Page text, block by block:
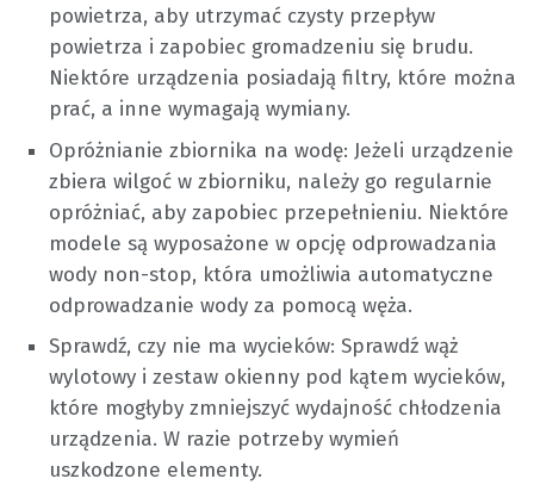
powietrza, aby utrzymać czysty przepływ
powietrza i zapobiec gromadzeniu się brudu.
Niektóre urządzenia posiadają filtry, które można
prać, a inne wymagają wymiany.
Opróżnianie zbiornika na wodę: Jeżeli urządzenie
zbiera wilgoć w zbiorniku, należy go regularnie
opróżniać, aby zapobiec przepełnieniu. Niektóre
modele są wyposażone w opcję odprowadzania
wody non-stop, która umożliwia automatyczne
odprowadzanie wody za pomocą węża.
Sprawdź, czy nie ma wycieków: Sprawdź wąż
wylotowy i zestaw okienny pod kątem wycieków,
które mogłyby zmniejszyć wydajność chłodzenia
urządzenia. W razie potrzeby wymień
uszkodzone elementy.